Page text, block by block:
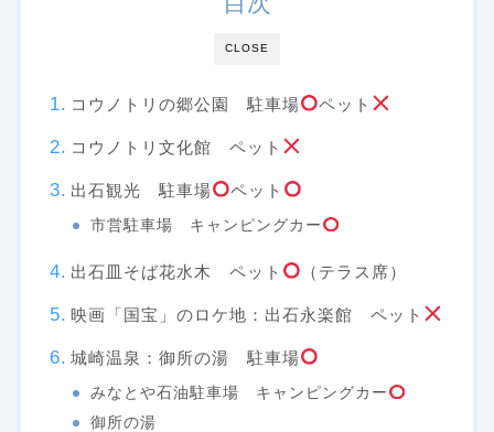
CLOSE
コウノトリの郷公園 駐車場 ペット
コウノトリ文化館 ペット
出石観光 駐車場 ペット
市営駐車場 キャンピングカー
出石皿そば花水木 ペット （テラス席）
映画「国宝」のロケ地：出石永楽館 ペット
城崎温泉：御所の湯 駐車場
みなとや石油駐車場 キャンピングカー
御所の湯